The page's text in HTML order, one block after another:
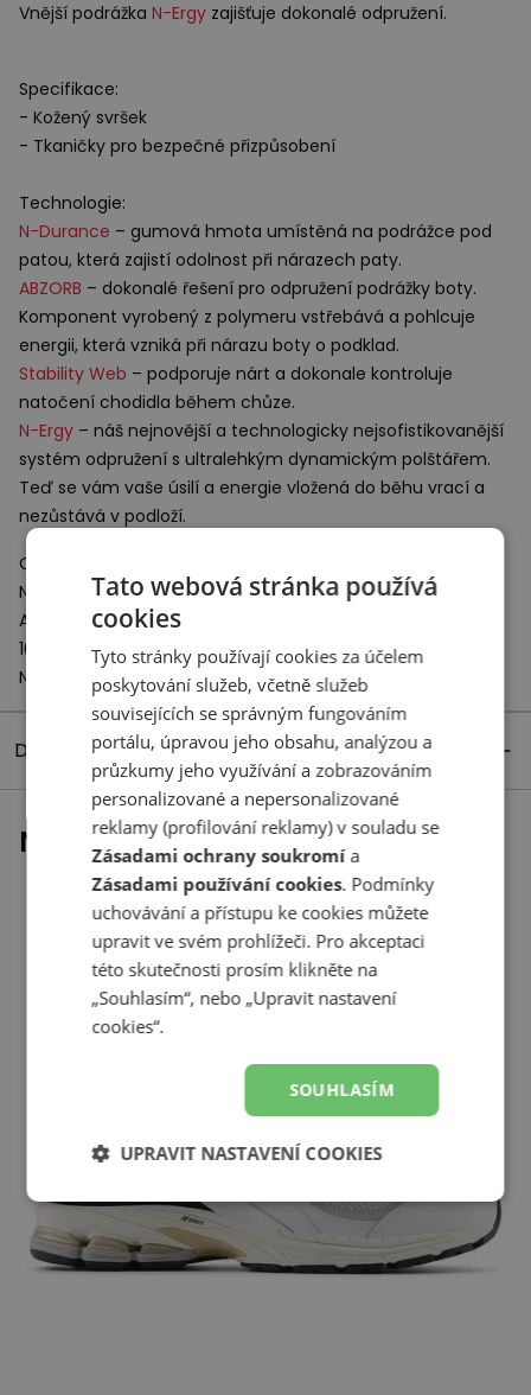
Vnější podrážka N-Ergy zajišťuje dokonalé odpružení.
Specifikace:
- Kožený svršek
- Tkaničky pro bezpečné přizpůsobení
Technologie:
N-Durance – gumová hmota umístěná na podrážce pod
patou, která zajistí odolnost při nárazech paty.
ABZORB – dokonalé řešení pro odpružení podrážky boty.
Komponent vyrobený z polymeru vstřebává a pohlcuje
energii, která vzniká při nárazu boty o podklad.
Stability Web – podporuje nárt a dokonale kontroluje
natočení chodidla během chůze.
N-Ergy – náš nejnovější a technologicky nejsofistikovanější
systém odpružení s ultralehkým dynamickým polštářem.
Teď se vám vaše úsilí a energie vložená do běhu vrací a
nezůstává v podloží.
Odpovědný subjekt:
New Balance Europe BV
A-Factorij, Pilotenstraat 35 – 45
1059 CH Amsterdam
Netherlands
Detaily produktu
Naposledy prohlížené
Tato webová stránka používá
cookies
Tyto stránky používají cookies za účelem
poskytování služeb, včetně služeb
souvisejících se správným fungováním
portálu, úpravou jeho obsahu, analýzou a
průzkumy jeho využívání a zobrazováním
personalizované a nepersonalizované
reklamy (profilování reklamy) v souladu se
Zásadami ochrany soukromía
Zásadami používání cookies. Podmínky
uchovávání a přístupu ke cookies můžete
upravit ve svém prohlížeči. Pro akceptaci
této skutečnosti prosím klikněte na
„Souhlasím“, nebo „Upravit nastavení
cookies“.
SOUHLASÍM
UPRAVIT NASTAVENÍ COOKIES